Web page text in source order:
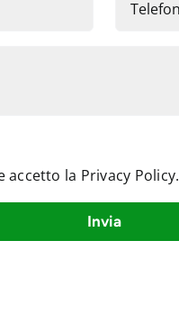
accetto la Privacy Policy.
Invia